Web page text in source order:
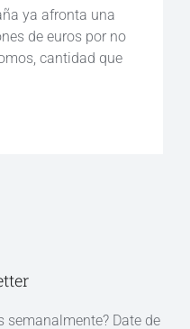
ya afronta una
de euros por no
cantidad que
semanalmente? Date de